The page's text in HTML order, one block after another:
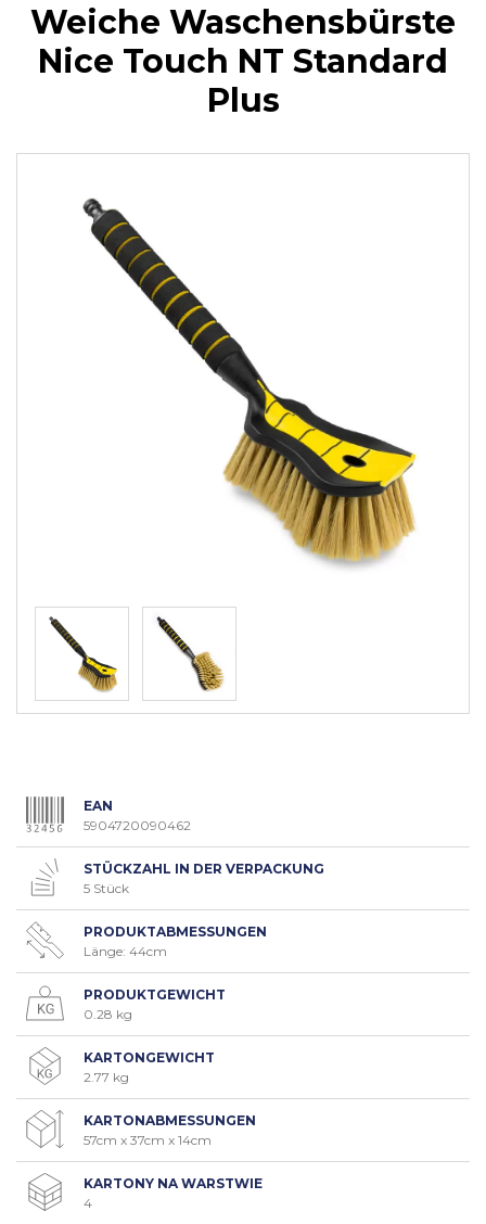
Weiche Waschensbürste
Nice Touch NT Standard
Plus
EAN
5904720090462
STÜCKZAHL IN DER VERPACKUNG
5 Stück
PRODUKTABMESSUNGEN
Länge: 44cm
PRODUKTGEWICHT
0.28 kg
KARTONGEWICHT
2.77 kg
KARTONABMESSUNGEN
57cm x 37cm x 14cm
KARTONY NA WARSTWIE
4